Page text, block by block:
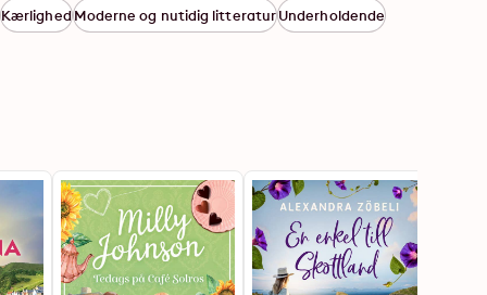
KærlighedModerne og nutidig litteraturUnderholdende